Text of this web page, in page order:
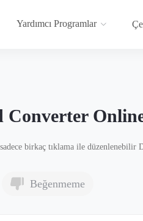
Yardımcı Programlar
birkaç tıklama ile
Beğenmeme